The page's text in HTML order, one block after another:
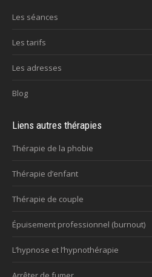
Les séances
Les tarifs
Les adresses
Blog
Liens autres thérapies
Thérapie de la phobie
Thérapie d’enfant
Thérapie de couple
Épuisement professionnel (burnout)
L’hypnose et l’hypnothérapie